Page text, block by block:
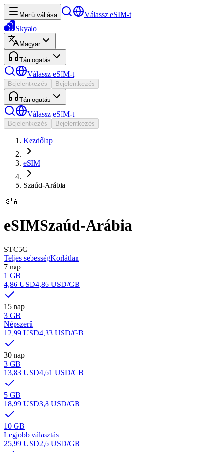
Menü váltása
Válassz eSIM-t
Skyalo
Magyar
Támogatás
Válassz eSIM-t
Bejelentkezés Bejelentkezés
Támogatás
Válassz eSIM-t
Bejelentkezés Bejelentkezés
Kezdőlap
eSIM
Szaúd-Arábia
🇸🇦
eSIMSzaúd-Arábia
STC5G
Teljes sebességKorlátlan
7 nap
1 GB
4,86 USD4,86 USD/GB
15 nap
3 GB
Népszerű
12,99 USD4,33 USD/GB
30 nap
3 GB
13,83 USD4,61 USD/GB
5 GB
18,99 USD3,8 USD/GB
10 GB
Legjobb választás
25,99 USD2,6 USD/GB